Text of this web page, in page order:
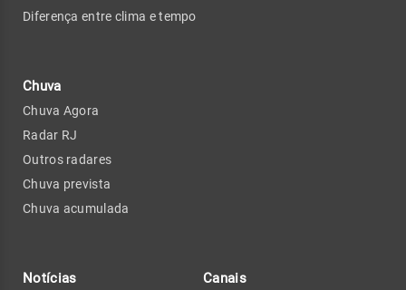
Diferença entre clima e tempo
Chuva
Chuva Agora
Radar RJ
Outros radares
Chuva prevista
Chuva acumulada
Notícias Canais